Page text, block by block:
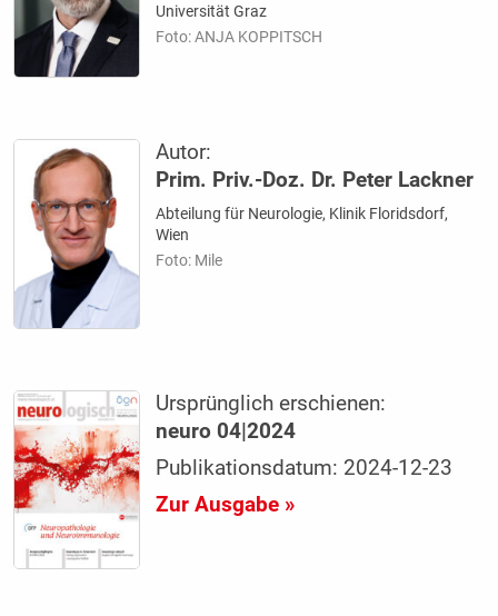
Universität Graz
Foto: ANJA KOPPITSCH
Autor:
Prim. Priv.-Doz. Dr. Peter Lackner
Abteilung für Neurologie, Klinik Floridsdorf,
Wien
Foto: Mile
Ursprünglich erschienen:
neuro 04|2024
Publikationsdatum: 2024-12-23
Zur Ausgabe »